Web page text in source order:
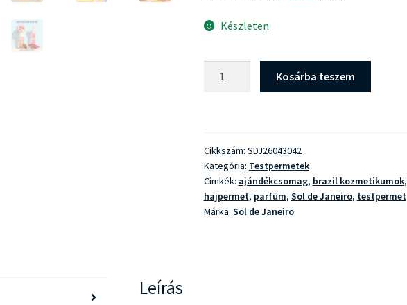
Készleten
Set
mennyiség
Kosárba teszem
Cikkszám: SDJ26043042
Kategória: Testpermetek
Címkék: ajándékcsomag, brazil kozmetikumok,
hajpermet, parfüm, Sol de Janeiro, testpermet
Márka: Sol de Janeiro
Leírás